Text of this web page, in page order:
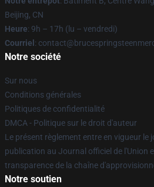
Beijing, CN
Heure: 9h – 17h (lu – vendredi)
Courriel :
Notre société
Sur nous
Conditions générales
Politiques de confidentialité
DMCA - Politique sur le droit d'auteur
Le présent règlement entre en vigueur le
publication au Journal officiel de l'Union
transparence de la chaîne
Notre soutien